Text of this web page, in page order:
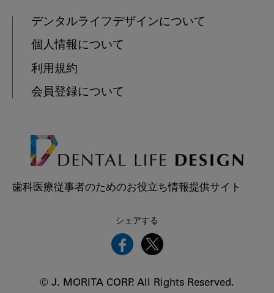
デンタルライフデザインについて
個人情報について
利用規約
会員登録について
歯科医療従事者のためのお役立ち情報提供サイト
シェアする
© J. MORITA CORP. All Rights Reserved.